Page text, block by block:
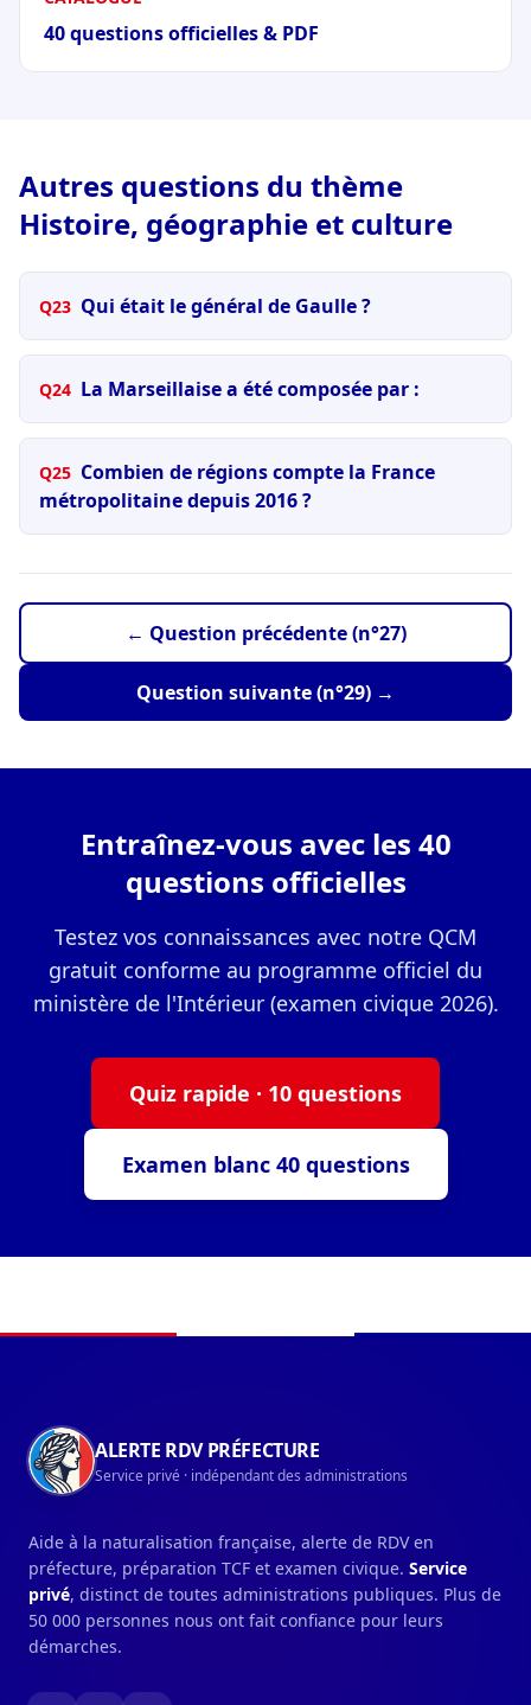
40 questions officielles & PDF
Autres questions du thème
Histoire, géographie et culture
Q23 Qui était le général de Gaulle ?
Q24 La Marseillaise a été composée par :
Q25 Combien de régions compte la France
métropolitaine depuis 2016 ?
← Question précédente (n°27)
Question suivante (n°29) →
Entraînez-vous avec les 40
questions officielles
Testez vos connaissances avec notre QCM
gratuit conforme au programme officiel du
ministère de l'Intérieur (examen civique 2026).
Quiz rapide · 10 questions
Examen blanc 40 questions
ALERTE RDV PRÉFECTURE
Service privé · indépendant des administrations
Aide à la naturalisation française, alerte de RDV en
préfecture, préparation TCF et examen civique. Service
privé, distinct de toutes administrations publiques. Plus de
50 000 personnes nous ont fait confiance pour leurs
démarches.